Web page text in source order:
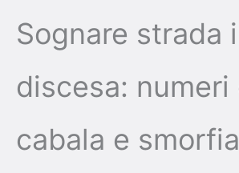
Sognare strada
discesa: numeri
cabala e smorfia